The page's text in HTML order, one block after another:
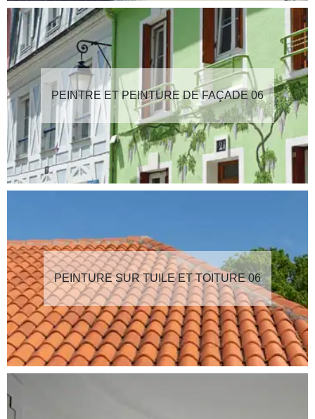
PEINTRE ET PEINTURE DE FAÇADE 06
PEINTURE SUR TUILE ET TOITURE 06